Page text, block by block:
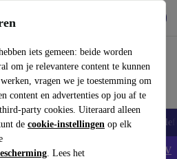
iets gemeen: beide worden
om je relevantere content te kunnen
vragen we je toestemming om
content en advertenties op jou af te
party cookies. Uiteraard alleen
de cookie-instellingen op elk
. Lees het
Smartwatches Accessoires
– Code: IPHONEDEAL - AV